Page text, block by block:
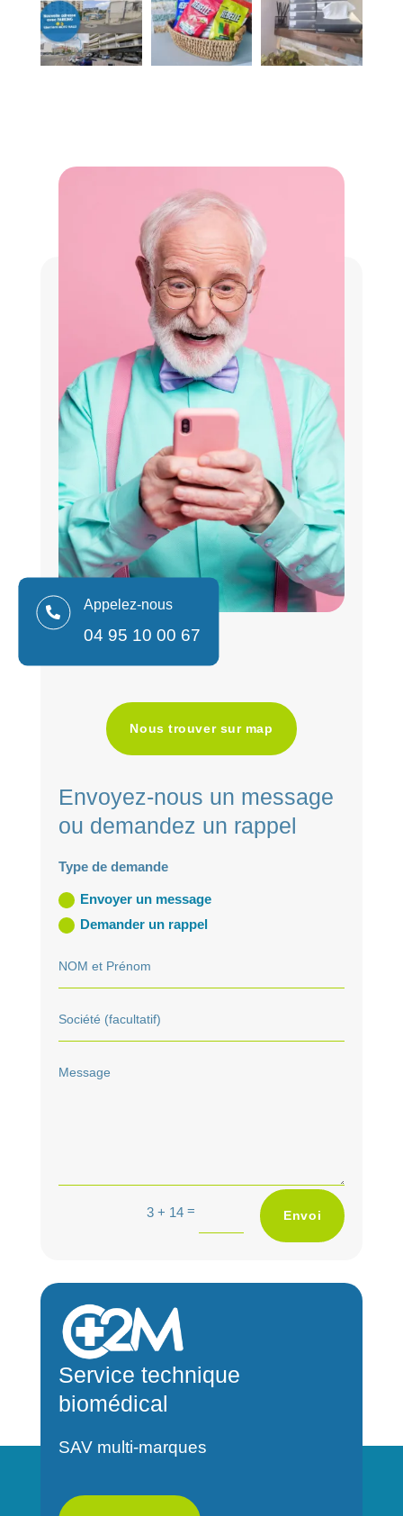
 Appelez-nous
04 95 10 00 67
Nous trouver sur map
Envoyez-nous un message
ou demandez un rappel
Type de demande
Envoyer un message
Demander un rappel
3 + 14 = Envoi
Service technique
biomédical
SAV multi-marques